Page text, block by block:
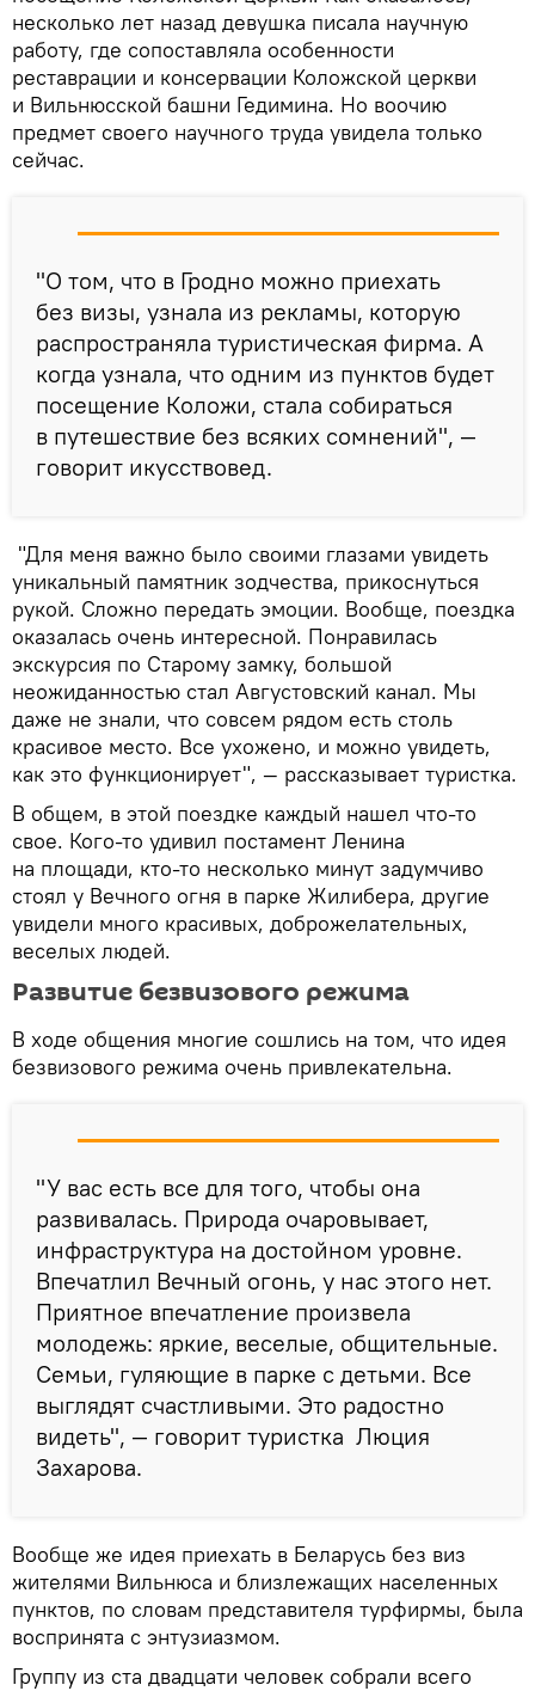
несколько лет назад девушка писала научную
работу, где сопоставляла особенности
реставрации и консервации Коложской церкви
и Вильнюсской башни Гедимина. Но воочию
предмет своего научного труда увидела только
сейчас.
"О том, что в Гродно можно приехать
без визы, узнала из рекламы, которую
распространяла туристическая фирма. А
когда узнала, что одним из пунктов будет
посещение Коложи, стала собираться
в путешествие без всяких сомнений", —
говорит икусствовед.
"Для меня важно было своими глазами увидеть
уникальный памятник зодчества, прикоснуться
рукой. Сложно передать эмоции. Вообще, поездка
оказалась очень интересной. Понравилась
экскурсия по Старому замку, большой
неожиданностью стал Августовский канал. Мы
даже не знали, что совсем рядом есть столь
красивое место. Все ухожено, и можно увидеть,
как это функционирует", — рассказывает туристка.
В общем, в этой поездке каждый нашел что-то
свое. Кого-то удивил постамент Ленина
на площади, кто-то несколько минут задумчиво
стоял у Вечного огня в парке Жилибера, другие
увидели много красивых, доброжелательных,
веселых людей.
Развитие безвизового режима
В ходе общения многие сошлись на том, что идея
безвизового режима очень привлекательна.
"У вас есть все для того, чтобы она
развивалась. Природа очаровывает,
инфраструктура на достойном уровне.
Впечатлил Вечный огонь, у нас этого нет.
Приятное впечатление произвела
молодежь: яркие, веселые, общительные.
Семьи, гуляющие в парке с детьми. Все
выглядят счастливыми. Это радостно
видеть", — говорит туристка Люция
Захарова.
Вообще же идея приехать в Беларусь без виз
жителями Вильнюса и близлежащих населенных
пунктов, по словам представителя турфирмы, была
воспринята с энтузиазмом.
Группу из ста двадцати человек собрали всего